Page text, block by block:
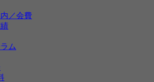
／会費
ム